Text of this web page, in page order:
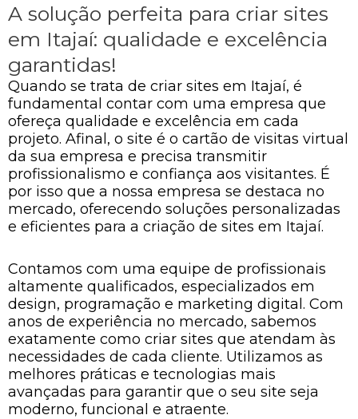
A solução perfeita para criar sites
em Itajaí: qualidade e excelência
garantidas!
Quando se trata de criar sites em Itajaí, é
fundamental contar com uma empresa que
ofereça qualidade e excelência em cada
projeto. Afinal, o site é o cartão de visitas virtual
da sua empresa e precisa transmitir
profissionalismo e confiança aos visitantes. É
por isso que a nossa empresa se destaca no
mercado, oferecendo soluções personalizadas
e eficientes para a criação de sites em Itajaí.
Contamos com uma equipe de profissionais
altamente qualificados, especializados em
design, programação e marketing digital. Com
anos de experiência no mercado, sabemos
exatamente como criar sites que atendam às
necessidades de cada cliente. Utilizamos as
melhores práticas e tecnologias mais
avançadas para garantir que o seu site seja
moderno, funcional e atraente.